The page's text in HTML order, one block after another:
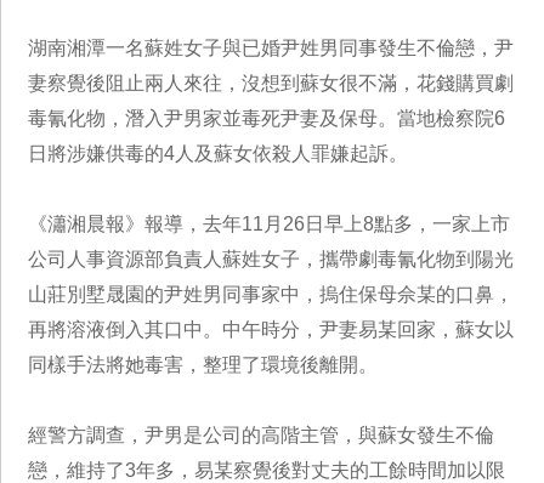
湖南湘潭一名蘇姓女子與已婚尹姓男同事發生不倫戀，尹
妻察覺後阻止兩人來往，沒想到蘇女很不滿，花錢購買劇
毒氰化物，潛入尹男家並毒死尹妻及保母。當地檢察院6
日將涉嫌供毒的4人及蘇女依殺人罪嫌起訴。
《瀟湘晨報》報導，去年11月26日早上8點多，一家上市
公司人事資源部負責人蘇姓女子，攜帶劇毒氰化物到陽光
山莊別墅晟園的尹姓男同事家中，摀住保母佘某的口鼻，
再將溶液倒入其口中。中午時分，尹妻易某回家，蘇女以
同樣手法將她毒害，整理了環境後離開。
經警方調查，尹男是公司的高階主管，與蘇女發生不倫
戀，維持了3年多，易某察覺後對丈夫的工餘時間加以限